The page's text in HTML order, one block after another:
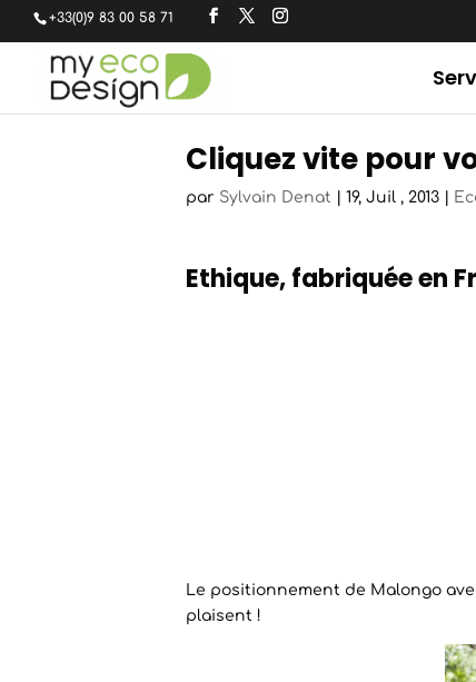
+33(0)9 83 00 58 71
Cliquez vite pour
par Sylvain Denat 19, Juil , 2013|
Ethique, fabriquée en
Le positionnement de Malongo
plaisent !